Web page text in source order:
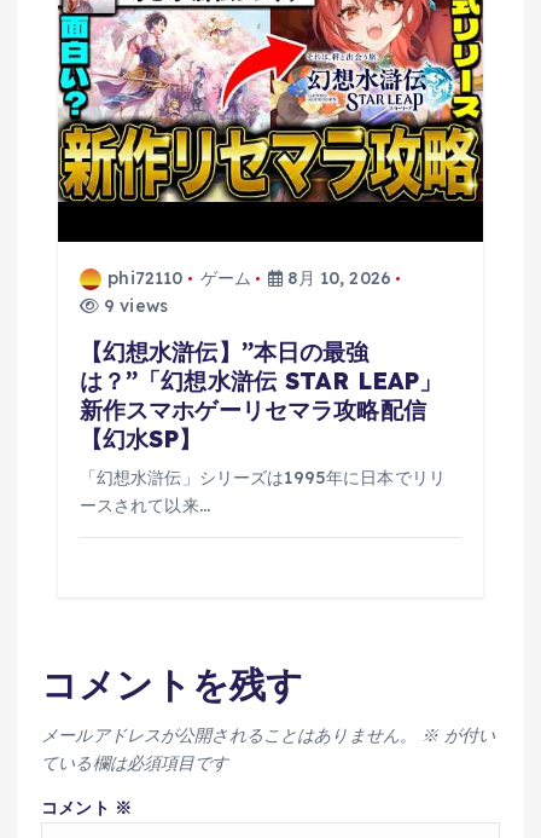
phi72110 ゲーム
8月 10, 2026
9 views
【幻想水滸伝】”本日の最強
は？”「幻想水滸伝 STAR LEAP」
新作スマホゲーリセマラ攻略配信
【幻水SP】
「幻想水滸伝」シリーズは1995年に日本でリリ
ースされて以来…
コメントを残す
メールアドレスが公開されることはありません。 ※が付い
ている欄は必須項目です
コメント ※